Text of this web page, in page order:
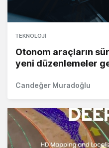
TEKNOLOJI
Otonom araçların
yeni düzenlemeler
Candeğer Muradoğlu